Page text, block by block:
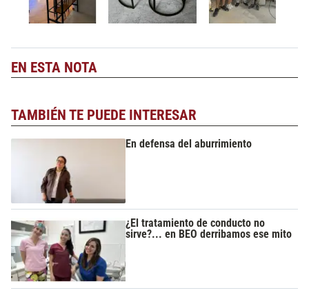
EN ESTA NOTA
TAMBIÉN TE PUEDE INTERESAR
En defensa del aburrimiento
¿El tratamiento de conducto no
sirve?... en BEO derribamos ese mito